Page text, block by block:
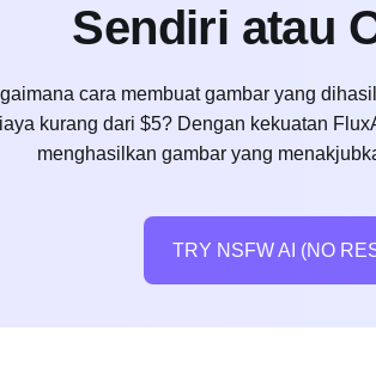
Sendiri atau
cara membuat gambar yang
kurang dari $5? Dengan kekuatan
menghasilkan gambar yang
TRY NSFW AI (NO